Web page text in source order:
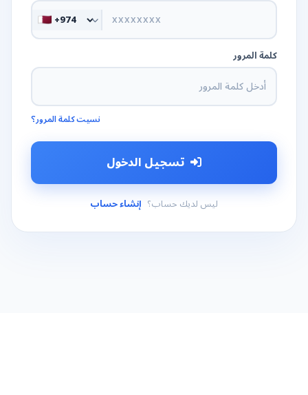
كلمة المرور
نسيت كلمة المرور؟
تسجيل الدخول
ليس لديك حساب؟ إنشاء حساب